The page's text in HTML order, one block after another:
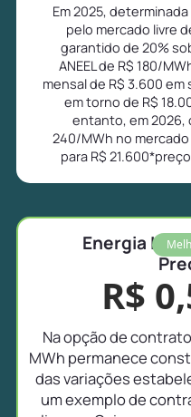
Em 2025,
pelo mercado livre
garantido de 20%
ANEEL de R$ 180/
mensal de R$ 3.600
em torno de R$
entanto, em 2026,
240/MWh no
para R$
Energia
R$
Na opção de
MWh permanece
das variações
um exemplo de